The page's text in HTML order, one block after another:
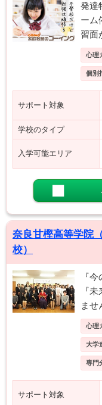
発
ーム
習面
心理
個別
サポート対象
学校のタイプ
入学可能エリア
奈良甘樫高等学院
校）
『
『
ませ
心理
大学
専門
サポート対象